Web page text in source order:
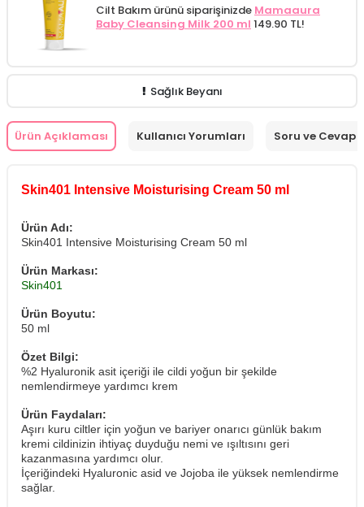
Cilt Bakım ürünü siparişinizde Mamaaura
Baby Cleansing Milk 200 ml 149.90 TL!
Sağlık Beyanı
Ürün Açıklaması Kullanıcı Yorumları Soru ve Cevap
Skin401 Intensive Moisturising Cream 50 ml
Ürün Adı:
Skin401 Intensive Moisturising Cream 50 ml
Ürün Markası:
Skin401
Ürün Boyutu:
50 ml
Özet Bilgi:
%2 Hyaluronik asit içeriği ile cildi yoğun bir şekilde
nemlendirmeye yardımcı krem
Ürün Faydaları:
Aşırı kuru ciltler için yoğun ve bariyer onarıcı günlük bakım
kremi cildinizin ihtiyaç duyduğu nemi ve ışıltısını geri
kazanmasına yardımcı olur.
İçeriğindeki Hyaluronic asid ve Jojoba ile yüksek nemlendirme
sağlar.